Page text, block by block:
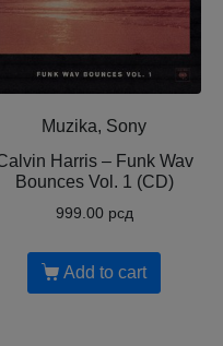
Muzika, Sony
Harris ‎– Funk Wav
Bounces Vol. 1 (CD)
999.00 рсд
Add to cart